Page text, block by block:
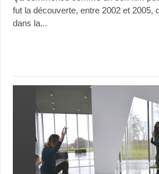
fut la découverte, entre 2002 et 2005,
dans la...